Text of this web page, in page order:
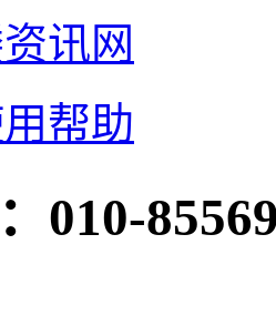
讯网
帮助
010-